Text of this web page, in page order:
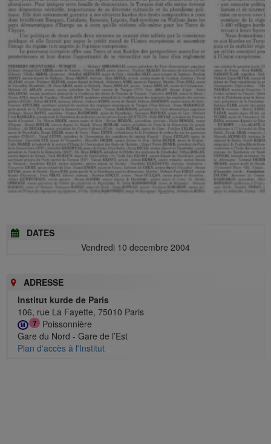
DATES
Vendredi 10 decembre 2004
ADRESSE
Institut kurde de Paris
106, rue La Fayette, 75010 Paris
M 7
Poissonnière
Gare du Nord - Gare de l’Est
Plan d'accès à l'Institut